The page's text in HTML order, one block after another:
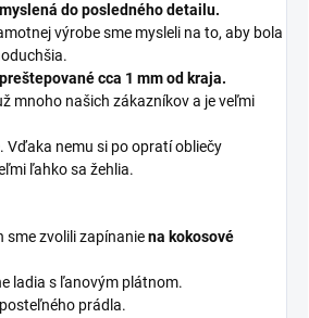
do posledného detailu.
výrobe sme mysleli na to, aby bola
cca 1 mm od kraja.
mnoho našich zákazníkov a je veľmi
Vďaka nemu si po opratí obliečy
ľahko sa žehlia.
sme zvolili zapínaniena kokosové
ladia s ľanovým plátnom.
posteľného prádla.